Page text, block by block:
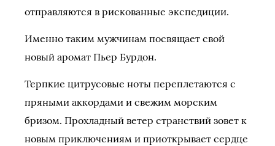
отправляются в рискованные экспедиции.
Именно таким мужчинам посвящает свой
новый аромат Пьер Бурдон.
Терпкие цитрусовые ноты переплетаются с
пряными аккордами и свежим морским
бризом. Прохладный ветер странствий зовет к
новым приключениям и приоткрывает сердце